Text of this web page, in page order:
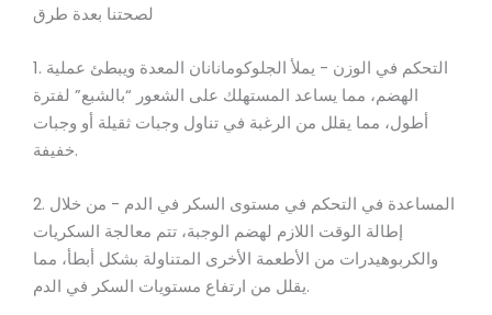
لصحتنا بعدة طرق
1. التحكم في الوزن - يملأ الجلوكومانانان المعدة ويبطئ عملية
الهضم، مما يساعد المستهلك على الشعور “بالشبع” لفترة
أطول، مما يقلل من الرغبة في تناول وجبات ثقيلة أو وجبات
خفيفة.
2. المساعدة في التحكم في مستوى السكر في الدم - من خلال
إطالة الوقت اللازم لهضم الوجبة، تتم معالجة السكريات
والكربوهيدرات من الأطعمة الأخرى المتناولة بشكل أبطأ، مما
يقلل من ارتفاع مستويات السكر في الدم.